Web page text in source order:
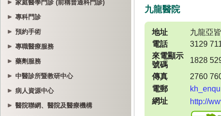
家庭醫學門診 (前稱普通科門診)
專科門診
預約手術
專職醫療服務
藥劑服務
中醫診所暨教研中心
病人資源中心
醫院聯網、醫院及醫療機構